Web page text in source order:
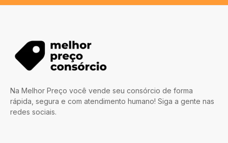
Na Melhor Preço você vende seu consórcio de forma
rápida, segura e com atendimento humano! Siga a gente nas
redes sociais.